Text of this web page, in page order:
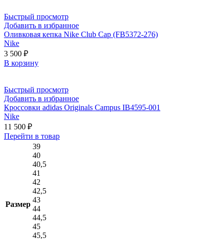
ForeverRUN
Nitro
379139-
01
Быстрый просмотр
Добавить в избранное
Оливковая кепка Nike Club Cap (FB5372-276)
Nike
3 500 ₽
В корзину
Быстрый просмотр
Добавить в избранное
Кроссовки adidas Originals Campus IB4595-001
Nike
11 500 ₽
Перейти в товарЭтот
Размер
39
40
40,5
41
42
42,5
43
44
44,5
45
45,5